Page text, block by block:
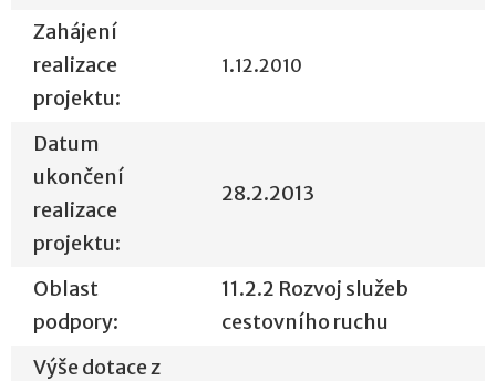
Zahájení
realizace
projektu:
1.12.2010
Datum
ukončení
realizace
projektu:
28.2.2013
Oblast
podpory:
11.2.2 Rozvoj služeb
cestovního ruchu
Výše dotace z